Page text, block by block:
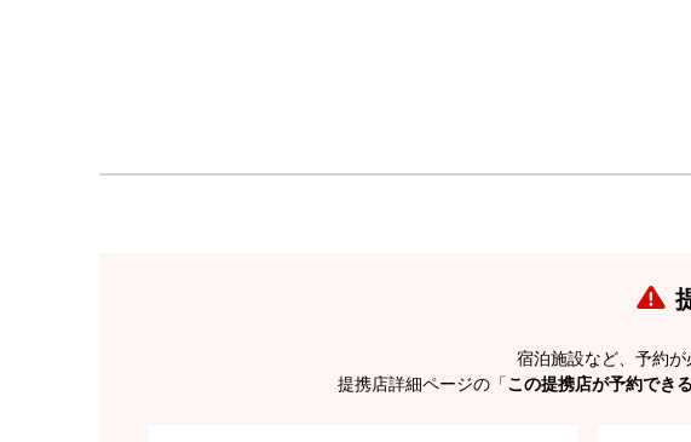
宿泊施設など、予約が
提携店詳細ページの「この提携店が予約でき